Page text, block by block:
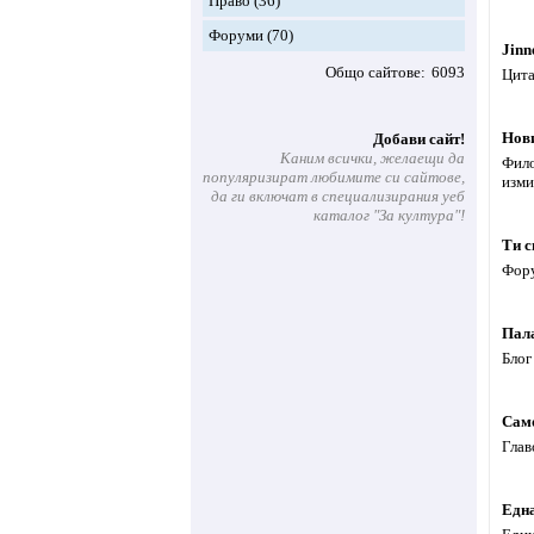
Форуми (70)
Общо сайтове 6093
Добави сайт!
Каним всички, желаещи да
популяризират любимите си сайтове,
да ги включат в специализирания уеб
каталог "За култура"!
Ти